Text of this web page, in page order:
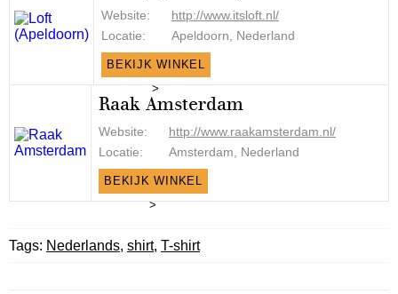
Website:
http://www.itsloft.nl/
Locatie:
Apeldoorn, Nederland
BEKIJK WINKEL
>
Raak Amsterdam
Website:
http://www.raakamsterdam.nl/
Locatie:
Amsterdam, Nederland
BEKIJK WINKEL
>
Tags: Nederlands, shirt, T-shirt